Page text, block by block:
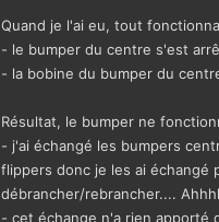
Quand je l'ai eu, tout
- le bumper du centre s'est
- la bobine du bumper du
Résultat, le bumper ne
- j'ai échangé les bumpers
flippers donc je les ai échangé
débrancher/rebrancher....
- cet échange n'a rien apporté